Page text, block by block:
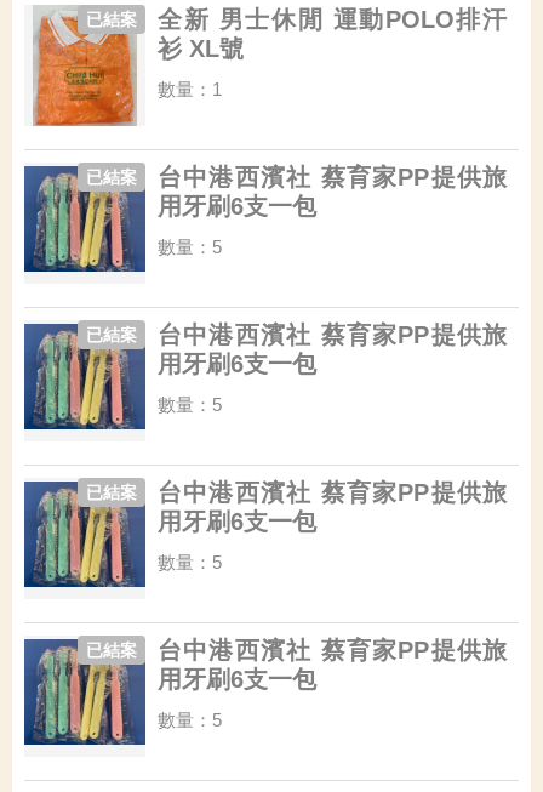
全新 男士休閒 運動POLO排汗
衫 XL號
已結案
數量：1
台中港西濱社 蔡育家PP提供旅
用牙刷6支一包
已結案
數量：5
台中港西濱社 蔡育家PP提供旅
用牙刷6支一包
已結案
數量：5
台中港西濱社 蔡育家PP提供旅
用牙刷6支一包
已結案
數量：5
台中港西濱社 蔡育家PP提供旅
用牙刷6支一包
已結案
數量：5